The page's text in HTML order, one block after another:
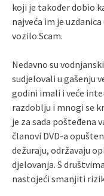
koji je također dobio
najveća im je
vozilo Scam.
Nedavno su
sudjelovali u gašenju
godini imali i veće
razdoblju i mnogi se
je za sada pošteđena
članovi DVD-a
dežuraju, održavaju
djelovanja. S
nastojeći smanjiti